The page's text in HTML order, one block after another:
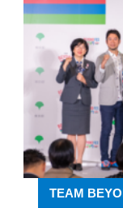
TEAM